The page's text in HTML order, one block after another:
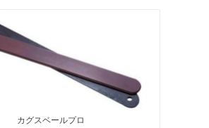
カグスベールプロ